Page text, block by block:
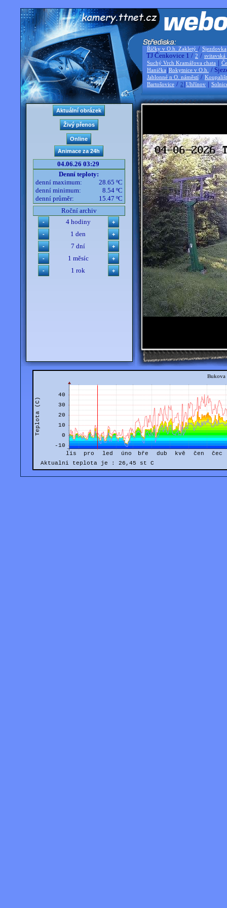
Říčky v O.h. Zakletý / Sjezdovka
TJ Čenkovice 1 / 2 / svitavská
Suchý Vrch Kramářova chata |
Hanička |Rokytnice v O.h. /
Jablonné n O. náměstí /
Bartošovice / 2 |Uhřínov |
04.06.26 03:29
Denní teploty:
denní maximum:
28.65 ºC
denní minimum:
8.54 ºC
denní průměr:
15.47 ºC
Roční archiv
4 hodiny
1 den
7 dní
1 měsíc
1 rok